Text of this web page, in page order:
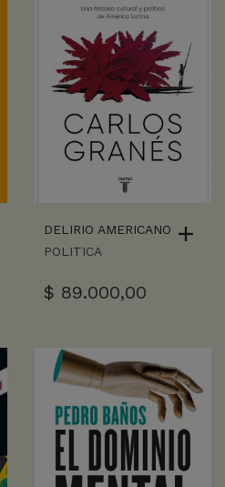
DELIRIO AMERICANO
POLITICA
$ 89.000,00